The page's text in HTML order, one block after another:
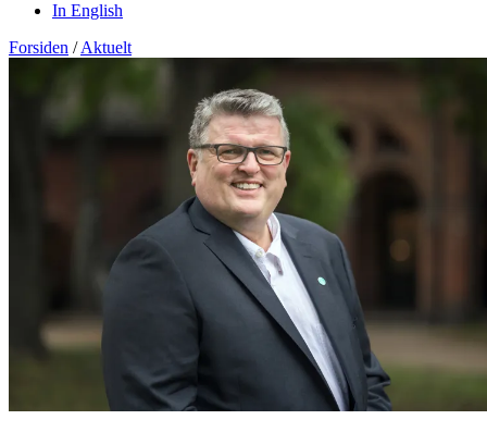
In English
Forsiden / Aktuelt